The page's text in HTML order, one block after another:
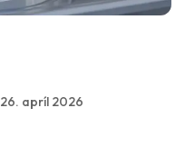
26. apríl 2026